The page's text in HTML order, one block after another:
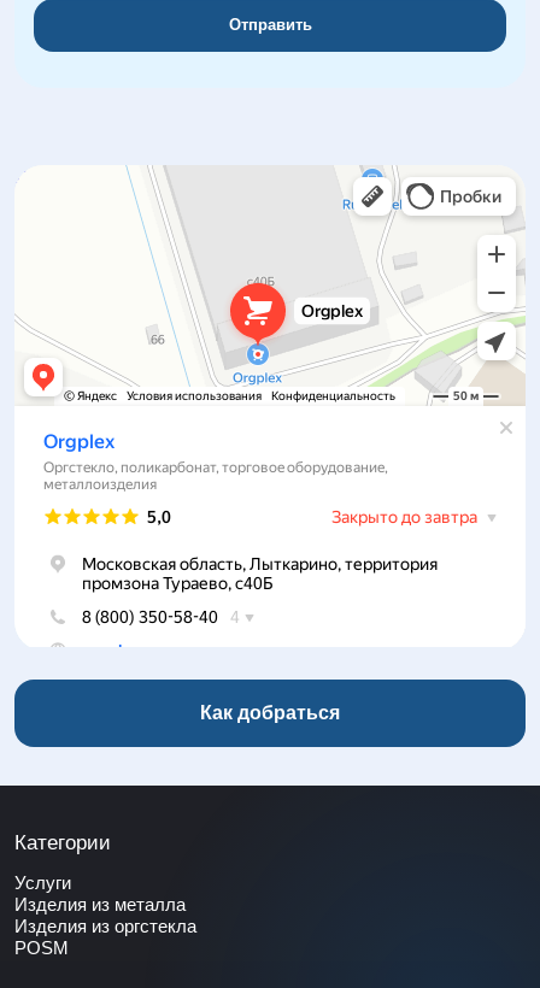
Отправить
Orgplex
Оргстекло, поликарбонат в Лыткарине
Торговое оборудование в Лыткарине
Как добраться
Категории
Услуги
Изделия из металла
Изделия из оргстекла
POSM